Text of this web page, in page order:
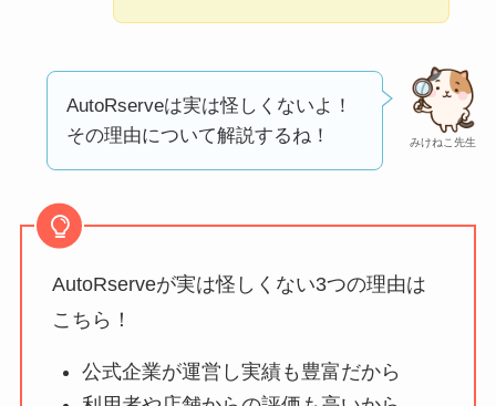
ミ・評判は実際ど
【怪しい？】セルプ
ロモート株式会社の
口コミ・評判は実際
Liteの口コミ・評判
ユリカコーポレーシ
みけねこ先生
AutoRserveは実は怪しくないよ！
その理由について解説するね！
AutoRserveが実は怪しくない3つの理由は
こちら！
公式企業が運営し実績も豊富だから